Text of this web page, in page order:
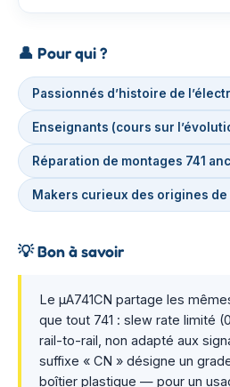
👤 Pour qui ?
Passionnés d’histoire de
Enseignants (cours sur
Réparation de montages 741
Makers curieux des origines de
💡Bon à savoir
Le µA741CN partage les
que tout 741 : slew rate limité
rail-to-rail, non adapté aux
suffixe « CN » désigne un
boîtier plastique — pour un